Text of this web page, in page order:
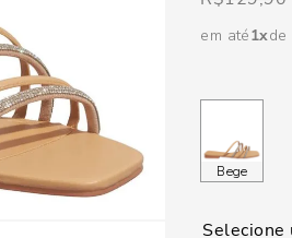
em até1
Bege